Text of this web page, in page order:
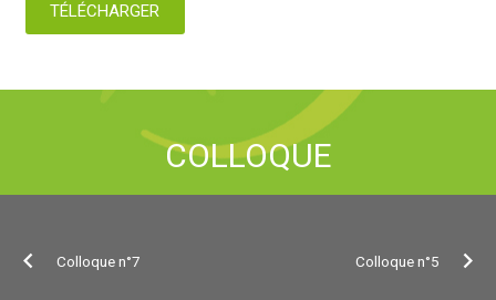
TÉLÉCHARGER
COLLOQUE
Colloque n°7 Colloque n°5